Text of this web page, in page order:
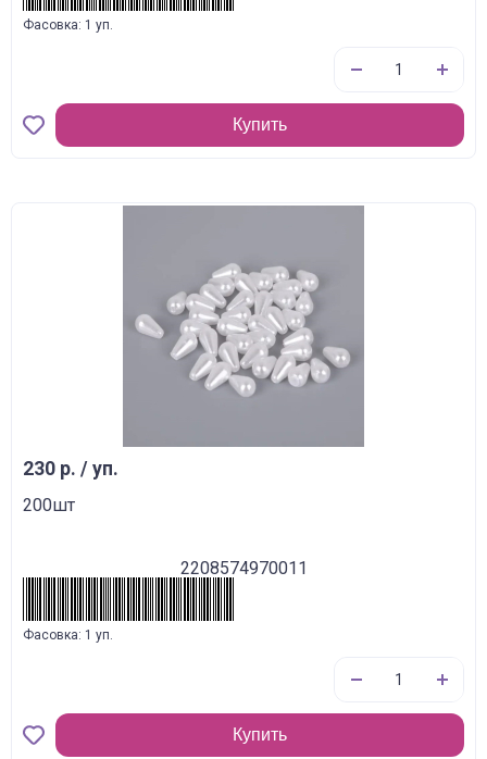
Фасовка: 1 уп.
Купить
230 р. / уп.
200шт
2208574970011
Фасовка: 1 уп.
Купить